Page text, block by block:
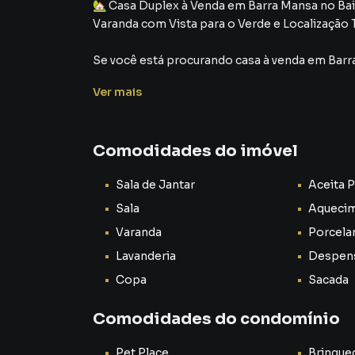
🏡 Casa Duplex à Venda em Barra Mansa no
Varanda com Vista para o Verde e Localização
Se você está procurando casa à venda em
ideal para transformar seu sonho em realidade
desejadas de Barra Mansa por quem busca
Este não é apenas um imóvel.
É um convite para viver melhor, com mais
🌿 Viver em Barra Mansa com tranquilidade,
Barra Mansa é uma cidade que vem se
quem deseja morar bem ou investir em
Ver mais
Comodidades do imóvel
Sala de Jantar Aceita
Sala
Varanda
Lavanderia
Copa
Sacada
Comodidades do condomínio